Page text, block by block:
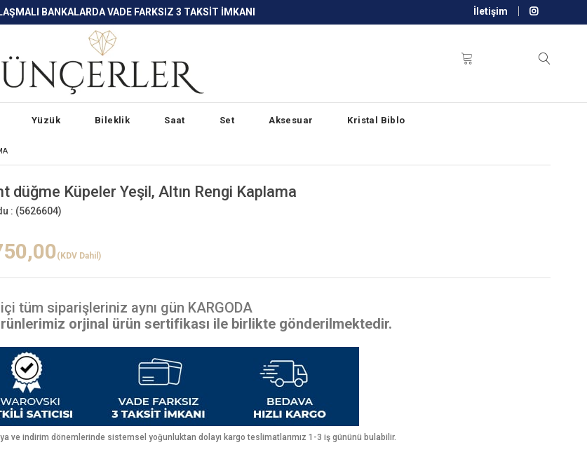
VADE FARKSIZ 3 TAKSİT İMKANI İletişim
Yüzük Bileklik Saat Set Aksesuar Kristal Biblo
düğme Küpeler Yeşil, Altın Rengi Kaplama
: (5626604)
(KDV Dahil)
tüm siparişleriniz aynı gün KARGODA
orjinal ürün sertifikası ile birlikte gönderilmektedir.
ve indirim dönemlerinde sistemsel yoğunluktan dolayı kargo teslimatlarımız 1-3 iş gününü bulabilir.